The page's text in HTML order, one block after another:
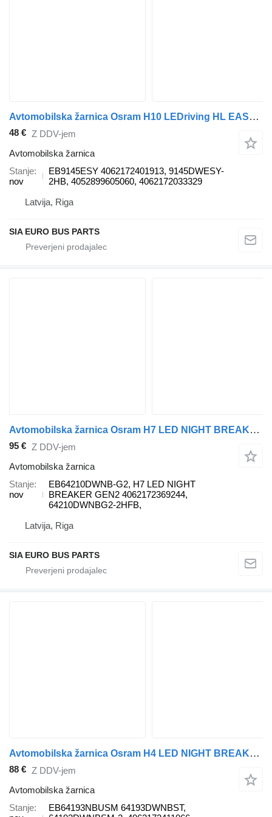
Avtomobilska žarnica Osram H10 LEDriving HL EASY/ OFF ROAD ONLY EB9145ESY za vozilo
48 € Z DDV-jem
Avtomobilska žarnica
Stanje
nov
EB9145ESY 4062172401913, 9145DWESY-
2HB, 4052899605060, 4062172033329
Latvija, Riga
SIA EURO BUS PARTS
Avtomobilska žarnica Osram H7 LED NIGHT BREAKER GEN2/ STREET LEGAL EB64210DWNB-G2 za vozilo
95 € Z DDV-jem
Avtomobilska žarnica
Stanje
nov
EB64210DWNB-G2, H7 LED NIGHT
BREAKER GEN2 4062172369244,
64210DWNBG2-2HFB,
Latvija, Riga
SIA EURO BUS PARTS
Avtomobilska žarnica Osram H4 LED NIGHT BREAKER/ STREET LEGAL (SERVICE PACK) EB64193NBUSM za vozilo
88 € Z DDV-jem
Avtomobilska žarnica
Stanje
EB64193NBUSM 64193DWNBST,